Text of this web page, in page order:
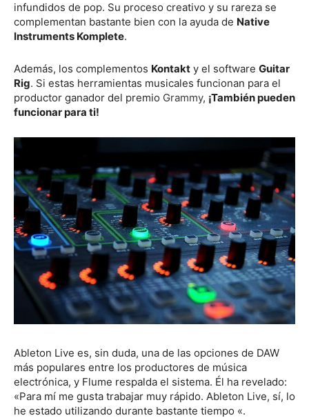
infundidos de pop. Su proceso creativo y su rareza se
complementan bastante bien con la ayuda de Native
Instruments Komplete.
Además, los complementos Kontakt y el software Guitar
Rig. Si estas herramientas musicales funcionan para el
productor ganador del premio Grammy, ¡También pueden
funcionar para ti!
Ableton Live es, sin duda, una de las opciones de DAW
más populares entre los productores de música
electrónica, y Flume respalda el sistema. Él ha revelado:
«Para mí me gusta trabajar muy rápido. Ableton Live, sí, lo
he estado utilizando durante bastante tiempo «.